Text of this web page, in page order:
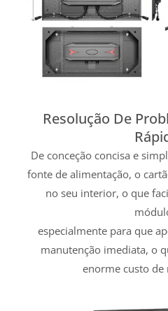
Resolução De
De conceção concisa e
fonte de alimentação, o
no seu interior, o que
especialmente para que
manutenção imediata, o
enorme custo de